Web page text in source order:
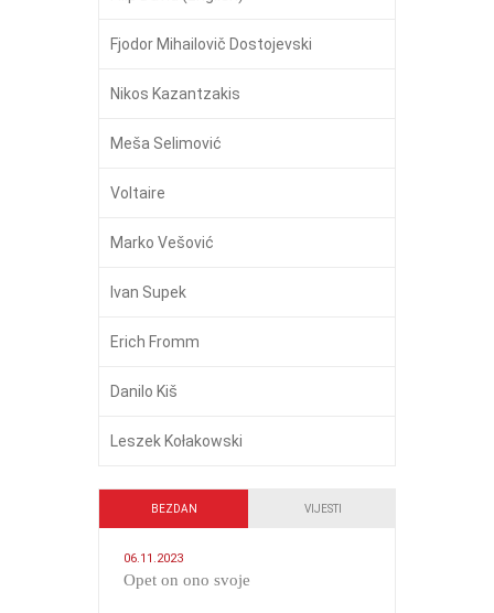
Fjodor Mihailovič Dostojevski
Nikos Kazantzakis
Meša Selimović
Voltaire
Marko Vešović
Ivan Supek
Erich Fromm
Danilo Kiš
Leszek Kołakowski
BEZDAN VIJESTI
06.11.2023
​Opet on ono svoje